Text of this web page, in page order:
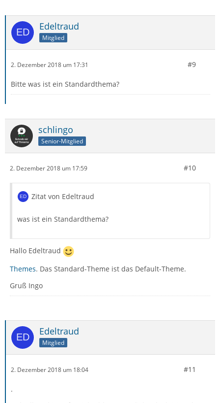
Edeltraud
Mitglied
2. Dezember 2018 um 17:31 #9
Bitte was ist ein Standardthema?
schlingo
Senior-Mitglied
2. Dezember 2018 um 17:59 #10
Zitat von Edeltraud
was ist ein Standardthema?
Hallo Edeltraud
Themes. Das Standard-Theme ist das Default-Theme.
Gruß Ingo
Edeltraud
Mitglied
2. Dezember 2018 um 18:04 #11
.